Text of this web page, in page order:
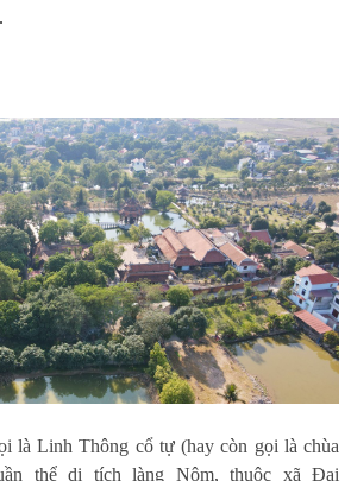
là Linh Thông cổ tự (hay còn gọi là chùa
thể di tích làng Nôm, thuộc xã Đại